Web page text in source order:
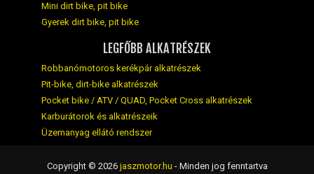
Mini dirt bike, pit bike
Gyerek dirt bike, pit bike
LEGFŐBB ALKATRÉSZEK
Robbanómotoros kerékpár alkatrészek
Pit-bike, dirt-bike alkatrészek
Pocket bike / ATV / QUAD, Pocket Cross alkatrészek
Karburátorok és alkatrészeik
Üzemanyag ellátó rendszer
Copyright © 2026 jaszmotor.hu - Minden jog fenntartva